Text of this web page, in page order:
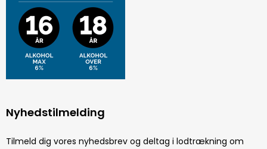
Nyhedstilmelding
Tilmeld dig vores nyhedsbrev og deltag i lodtrækning om